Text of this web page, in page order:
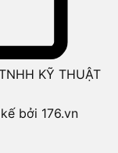
KỸ THUẬT
bởi 176.vn